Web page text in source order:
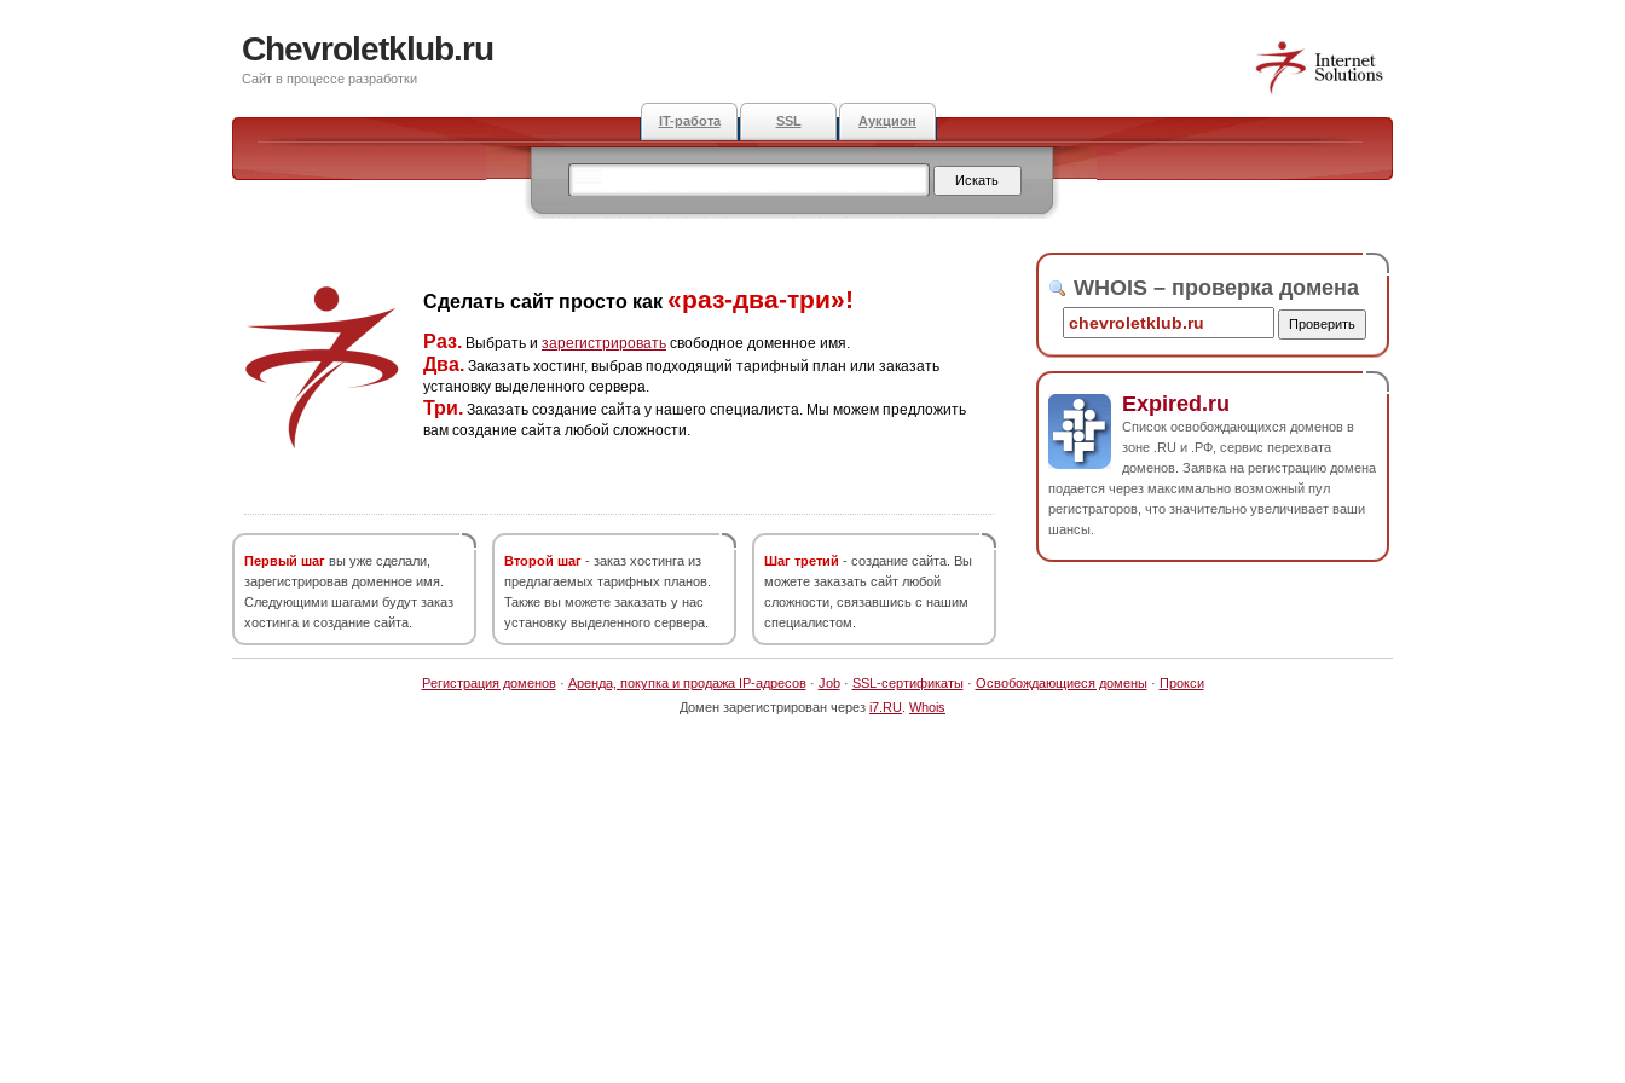
Chevroletklub.ru
Сайт в процессе разработки
IT-работа SSL Аукцион
Сделать сайт просто как «раз-два-три»!
Раз. Выбрать и зарегистрировать свободное доменное имя.
Два. Заказать хостинг, выбрав подходящий тарифный план или заказать
установку выделенного сервера.
Три. Заказать создание сайта у нашего специалиста. Мы можем предложить
вам создание сайта любой сложности.
Первый шаг вы уже сделали,
зарегистрировав доменное имя.
Следующими шагами будут заказ
хостинга и создание сайта.
Второй шаг - заказ хостинга из
предлагаемых тарифных планов.
Также вы можете заказать у нас
установку выделенного сервера.
Шаг третий - создание сайта. Вы
можете заказать сайт любой
сложности, связавшись с нашим
специалистом.
WHOIS – проверка домена
Expired.ru
Список освобождающихся доменов в
зоне .RU и .РФ, сервис перехвата
доменов. Заявка на регистрацию домена
подается через максимально возможный пул
регистраторов, что значительно увеличивает ваши
шансы.
Регистрация доменов· Аренда, покупка и продажа IP-адресов· Job· SSL-сертификаты· Освобождающиеся домены· Прокси
Домен зарегистрирован через i7.RU Whois